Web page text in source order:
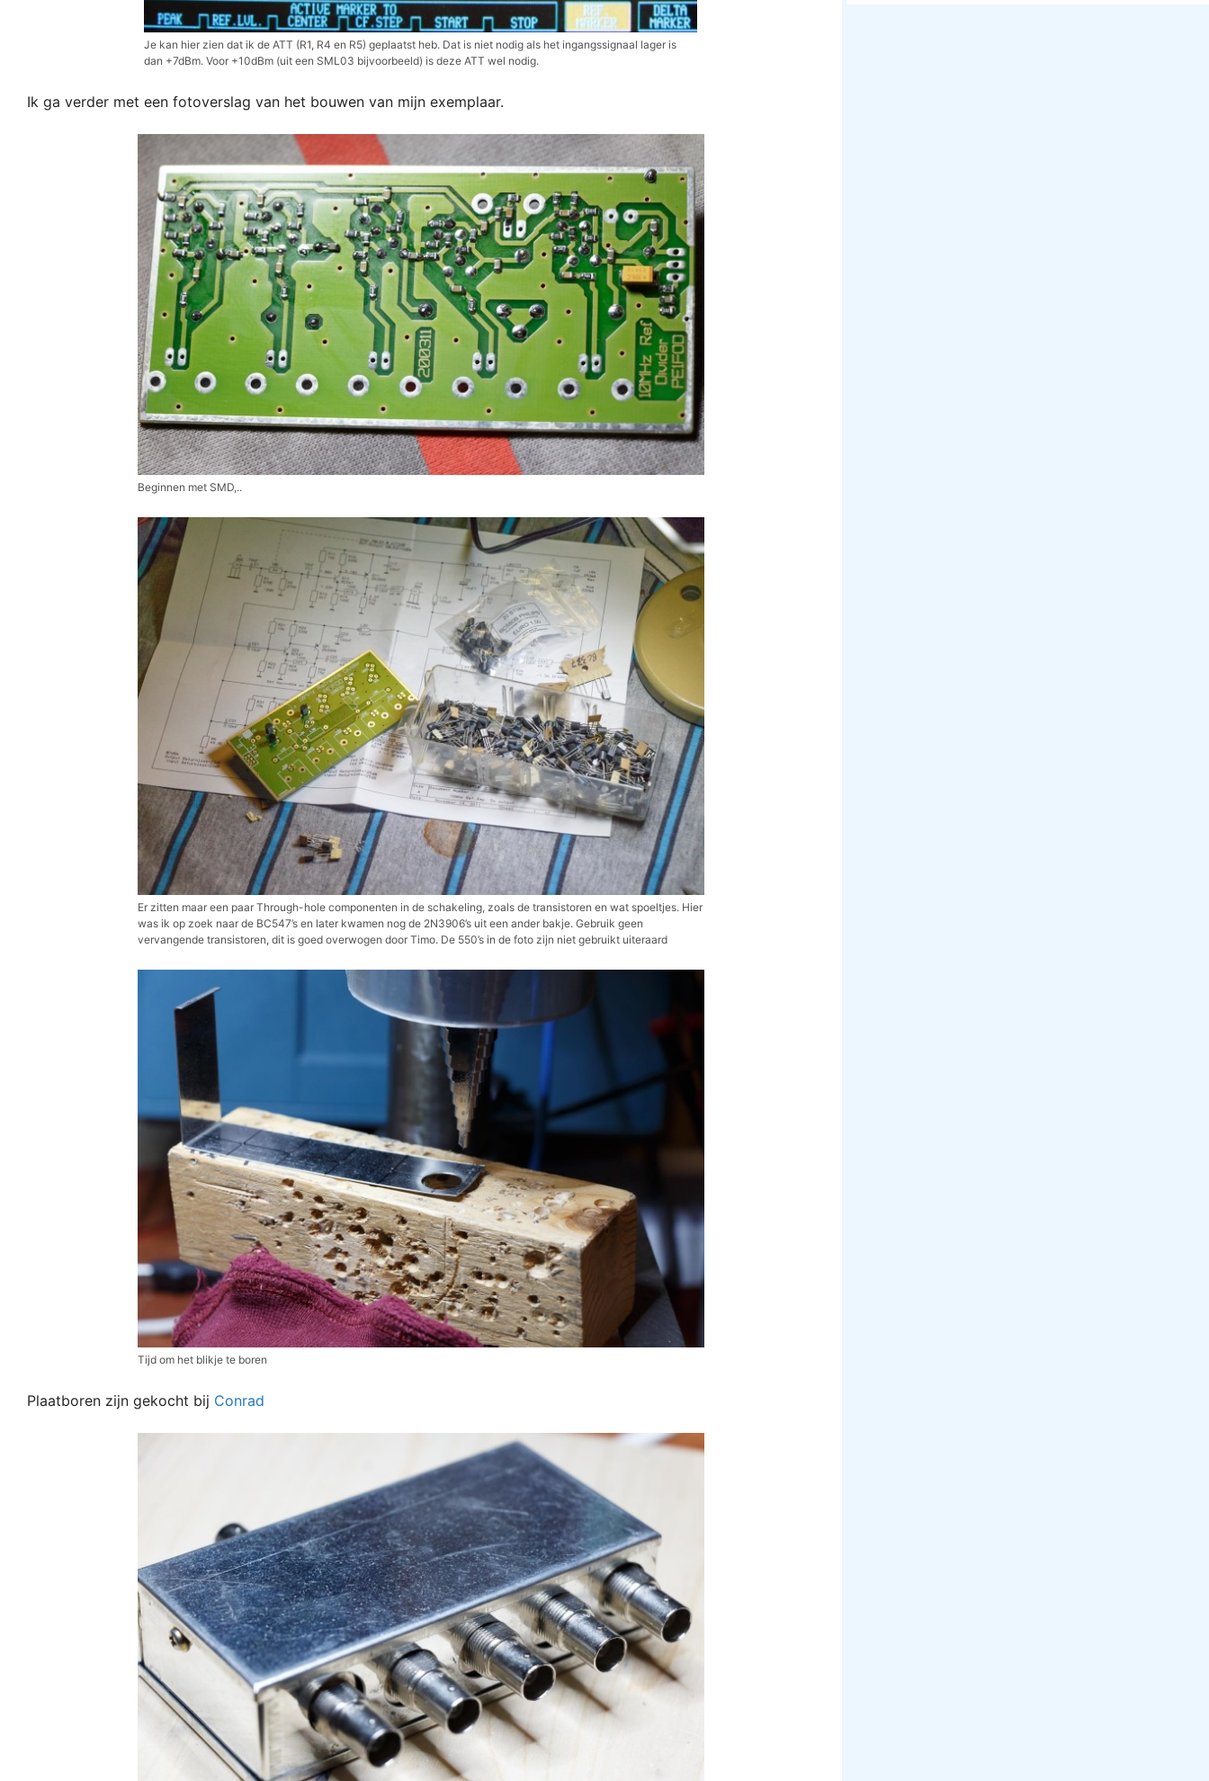
Je kan hier zien dat ik de ATT (R1, R4 en R5) geplaatst heb. Dat is niet nodig als het ingangssignaal lager is
dan +7dBm. Voor +10dBm (uit een SML03 bijvoorbeeld) is deze ATT wel nodig.
Ik ga verder met een fotoverslag van het bouwen van mijn exemplaar.
Beginnen met SMD,..
Er zitten maar een paar Through-hole componenten in de schakeling, zoals de transistoren en wat spoeltjes. Hier
was ik op zoek naar de BC547’s en later kwamen nog de 2N3906’s uit een ander bakje. Gebruik geen
vervangende transistoren, dit is goed overwogen door Timo. De 550’s in de foto zijn niet gebruikt uiteraard
Tijd om het blikje te boren
Plaatboren zijn gekocht bij Conrad